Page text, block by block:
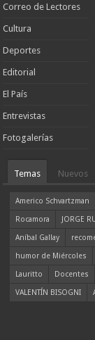
Correo de Lectores
Cultura
Deportes
Editorial
El País
Entrevistas
Fotogalerías
Temas Nuevos
Americo Schvartzman
Rocamora
JORGE
Aníbal Gallay
humor de Miércoles
Lauritto
Docentes
VALENTÍN BISOGNI